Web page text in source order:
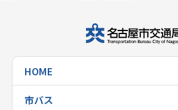
HOME
市バス